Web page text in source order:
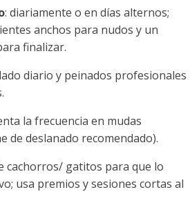
: diariamente o en días alternos;
anchos para nudos y un
finalizar.
diario y peinados profesionales
la frecuencia en mudas
de deslanado recomendado).
cachorros/ gatitos para que lo
usa premios y sesiones cortas al